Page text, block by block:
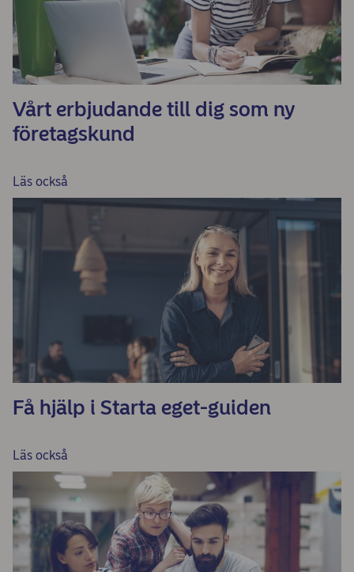
Vårt erbjudande till dig som ny
företagskund
Läs också
Få hjälp i Starta eget-guiden
Läs också